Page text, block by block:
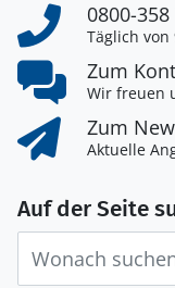
0800-
Täglich von
Zum
Wir freuen
Zum
Aktuelle
Auf der Seite